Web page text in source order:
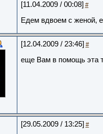
[11.04.2009 / 00:08] #
Едем вдвоем с женой,
[12.04.2009 / 23:46] #
еще Вам в помощь эта
[29.05.2009 / 13:25] #